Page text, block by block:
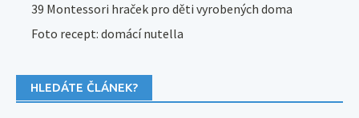
39 Montessori hraček pro děti vyrobených doma
Foto recept: domácí nutella
HLEDÁTE ČLÁNEK?